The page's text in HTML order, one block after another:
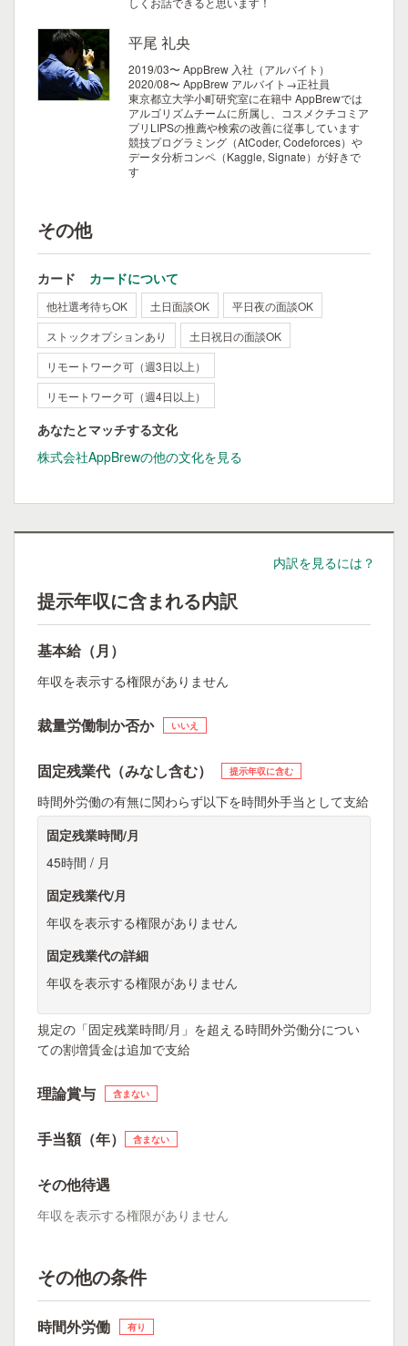
平尾 礼央
2019/03〜 AppBrew 入社（アルバイト）
2020/08〜 AppBrew アルバイト→正社員
東京都立大学小町研究室に在籍中 AppBrewでは
アルゴリズムチームに所属し、コスメクチコミア
プリLIPSの推薦や検索の改善に従事しています
競技プログラミング（AtCoder, Codeforces）や
データ分析コンペ（Kaggle, Signate）が好きで
す
その他
カード カードについて
他社選考待ちOK 土日面談OK
平日夜の面談OK
ストックオプションあり
土日祝日の面談OK
リモートワーク可（週3日以上）
リモートワーク可（週4日以上）
あなたとマッチする文化
株式会社AppBrewの他の文化を見る
内訳を見るには？
提示年収に含まれる内訳
基本給（月）
年収を表示する権限がありません
裁量労働制か否か いいえ
固定残業代（みなし含む） 提示年収に含む
時間外労働の有無に関わらず以下を時間外手当として支給
固定残業時間/月
45時間 / 月
固定残業代/月
年収を表示する権限がありません
固定残業代の詳細
年収を表示する権限がありません
規定の「固定残業時間/月」を超える時間外労働分につい
ての割増賃金は追加で支給
理論賞与 含まない
手当額（年） 含まない
その他待遇
年収を表示する権限がありません
その他の条件
時間外労働 有り